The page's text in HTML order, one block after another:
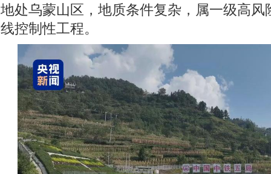
地处乌蒙山区，地质条件复杂，属一级高风
线控制性工程。